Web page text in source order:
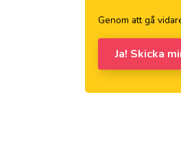
Genom att gå
Ja! Skicka